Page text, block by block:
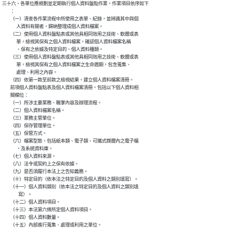
三十六、各單位應規劃並定期執行個人資料盤點作業，作業項目依序如下
        ：
        （一）清查各作業流程中所使用之表單、紀錄，並辨識其中與個
              人資料有關者，歸納整理成個人資料檔案。
        （二）使用個人資料盤點表或其他具相同效用之技術、軟體或表
              單，檢視其保有之個人資料檔案，確認個人資料檔案名稱
              、保有之依據及特定目的、個人資料種類。
        （三）使用個人資料盤點表或其他具相同效用之技術、軟體或表
              單，檢視其保有之個人資料檔案之生命週期，包含蒐集、
              處理、利用之內容。
        （四）依第一款至前款之檢視結果，建立個人資料檔案清冊。
        前項個人資料盤點表及個人資料檔案清冊，包括以下個人資料相
        關欄位：
        （一）所涉主要業務、職掌內容及辦理流程。
        （二）個人資料檔案名稱。
        （三）業務主管單位。
        （四）保存管理單位。
        （五）保管方式。
        （六）檔案型態，包括紙本類、電子類、可攜式媒體內之電子檔
              ，及系統資料庫。
        （七）個人資料來源。
        （八）法令或契約上之保有依據。
        （九）是否須履行本法上之告知義務。
        （十）特定目的（依本法之特定目的及個人資料之類別填寫）。
        （十一）個人資料類別（依本法之特定目的及個人資料之類別填
                寫）。
        （十二）個人資料項目。
        （十三）本法第六條所定個人資料項目。
        （十四）個人資料數量。
        （十五）內部進行蒐集、處理或利用之單位。